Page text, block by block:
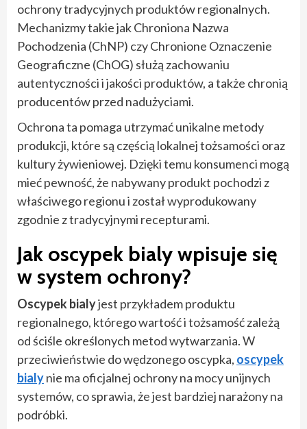
ochrony tradycyjnych produktów regionalnych.
Mechanizmy takie jak Chroniona Nazwa
Pochodzenia (ChNP) czy Chronione Oznaczenie
Geograficzne (ChOG) służą zachowaniu
autentyczności i jakości produktów, a także chronią
producentów przed nadużyciami.
Ochrona ta pomaga utrzymać unikalne metody
produkcji, które są częścią lokalnej tożsamości oraz
kultury żywieniowej. Dzięki temu konsumenci mogą
mieć pewność, że nabywany produkt pochodzi z
właściwego regionu i został wyprodukowany
zgodnie z tradycyjnymi recepturami.
Jak oscypek bialywpisuje się
w system ochrony?
Oscypek bialyjest przykładem produktu
regionalnego, którego wartość i tożsamość zależą
od ściśle określonych metod wytwarzania. W
przeciwieństwie do wędzonego oscypka, oscypek
bialynie ma oficjalnej ochrony na mocy unijnych
systemów, co sprawia, że jest bardziej narażony na
podróbki.